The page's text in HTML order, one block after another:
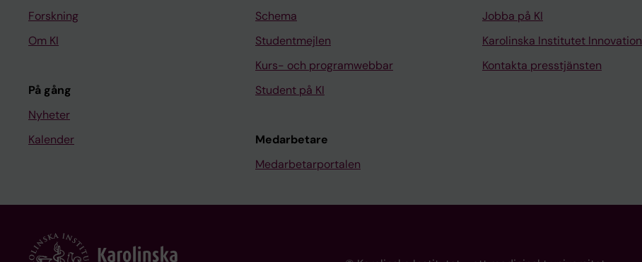
Forskning
Om KI
På gång
Nyheter
Kalender
Schema
Studentmejlen
Kurs- och programwebbar
Student på KI
Medarbetare
Medarbetarportalen
Jobba på KI
Karolinska Institutet Innovation
Kontakta presstjänsten